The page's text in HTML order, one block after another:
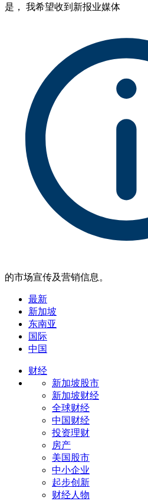
是， 我希望收到新报业媒体
的市场宣传及营销信息。
最新
新加坡
东南亚
国际
中国
财经
新加坡股市
新加坡财经
全球财经
中国财经
投资理财
房产
美国股市
中小企业
起步创新
财经人物